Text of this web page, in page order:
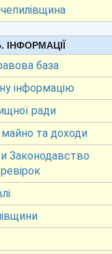
база
інформацію
ради
майно та доходи
Законодавство